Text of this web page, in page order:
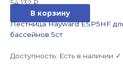
54 132₽
В корзину
Лестница Hayward ESP5HF
бассейнов 5cт
Доступность: Есть в наличии ✓